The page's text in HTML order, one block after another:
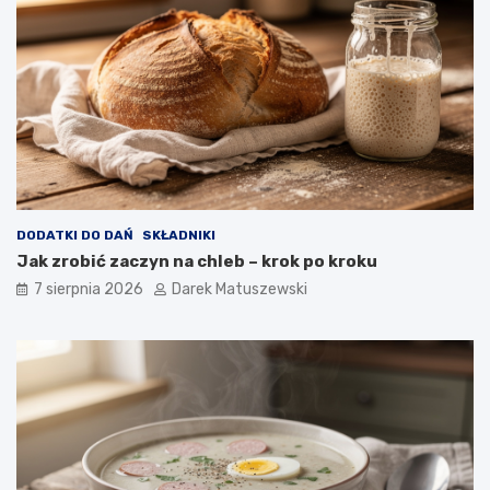
n
ó
w
o
w
n
i
a
w
p
ł
y
a
n
a
o
ś
ć
s
DODATKI DO DAŃ SKŁADNIKI
Jak zrobić zaczyn na chleb – krok po kroku
7 sierpnia 2026 Darek Matuszewski